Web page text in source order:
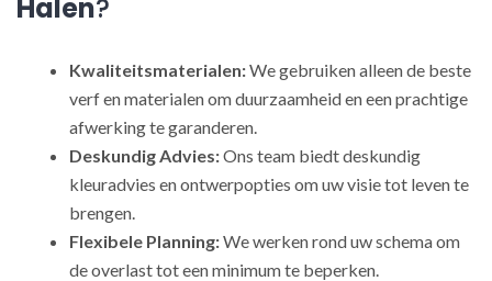
Halen?
Kwaliteitsmaterialen:We gebruiken alleen de beste
verf en materialen om duurzaamheid en een prachtige
afwerking te garanderen.
Deskundig Advies:Ons team biedt deskundig
kleuradvies en ontwerpopties om uw visie tot leven te
brengen.
Flexibele Planning:We werken rond uw schema om
de overlast tot een minimum te beperken.